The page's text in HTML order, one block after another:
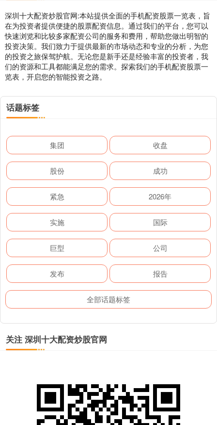
深圳十大配资炒股官网:本站提供全面的手机配资股票一览表，旨
在为投资者提供便捷的股票配资信息。通过我们的平台，您可以
快速浏览和比较多家配资公司的服务和费用，帮助您做出明智的
投资决策。我们致力于提供最新的市场动态和专业的分析，为您
的投资之旅保驾护航。无论您是新手还是经验丰富的投资者，我
们的资源和工具都能满足您的需求。探索我们的手机配资股票一
览表，开启您的智能投资之路。
话题标签
集团 收盘
股份 成功
紧急 2026年
实施 国际
巨型 公司
发布 报告
全部话题标签
关注 深圳十大配资炒股官网